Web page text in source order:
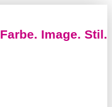
Farbe. Image. Stil.